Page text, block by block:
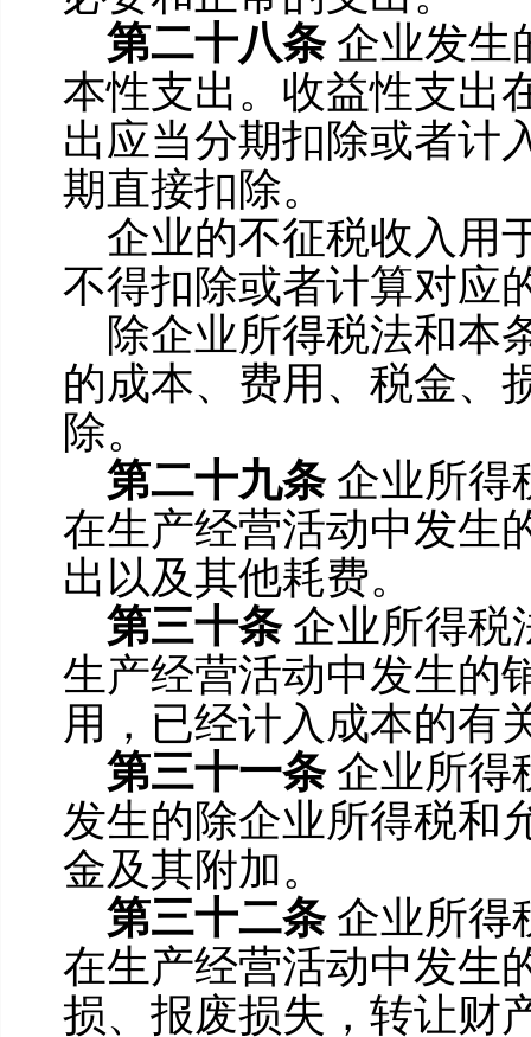
第二十八条 企业发生
本性支出。收益性支出
出应当分期扣除或者计
期直接扣除。
企业的不征税收入用
不得扣除或者计算对应
除企业所得税法和本
的成本、费用、税金、
除。
第二十九条 企业所得
在生产经营活动中发生
出以及其他耗费。
第三十条 企业所得税
生产经营活动中发生的
用，已经计入成本的有
第三十一条 企业所得
发生的除企业所得税和
金及其附加。
第三十二条 企业所得
在生产经营活动中发生
损、报废损失，转让财